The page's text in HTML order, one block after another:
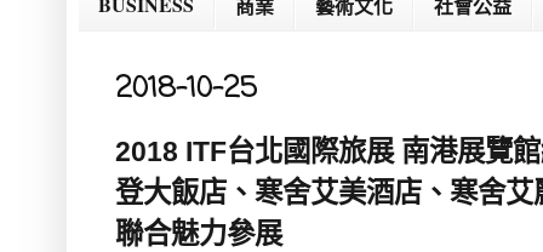
2018-10-25
2018 ITF台北國際旅展 南港展覽
登大飯店、寒舍艾美酒店、寒舍
聯合魅力參展